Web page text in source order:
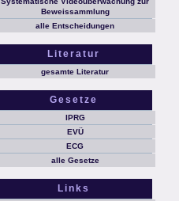
Beweissammlung
alle Entscheidungen
Literatur
gesamte Literatur
Gesetze
IPRG
EVÜ
ECG
alle Gesetze
Links